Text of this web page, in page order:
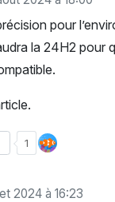
pour
la 24H2 pour
1
2024 à 16:23